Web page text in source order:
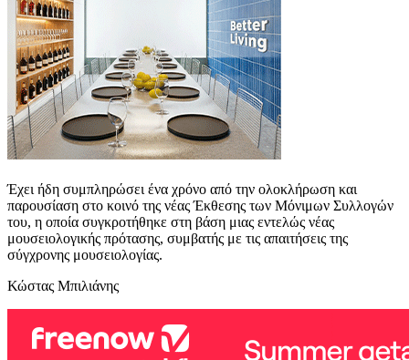
Έχει ήδη συμπληρώσει ένα χρόνο από την ολοκλήρωση και
παρουσίαση στο κοινό της νέας Έκθεσης των Μόνιμων Συλλογών
του, η οποία συγκροτήθηκε στη βάση μιας εντελώς νέας
μουσειολογικής πρότασης, συμβατής με τις απαιτήσεις της
σύγχρονης μουσειολογίας.
Κώστας Μπιλιάνης